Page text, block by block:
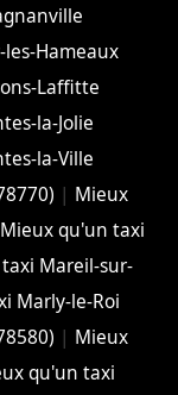
Hameaux
Laffitte
la-Jolie
la-Ville
| Mieux
Mieux qu'un taxi
Mareil-sur-
Marly-le-Roi
| Mieux
qu'un taxi